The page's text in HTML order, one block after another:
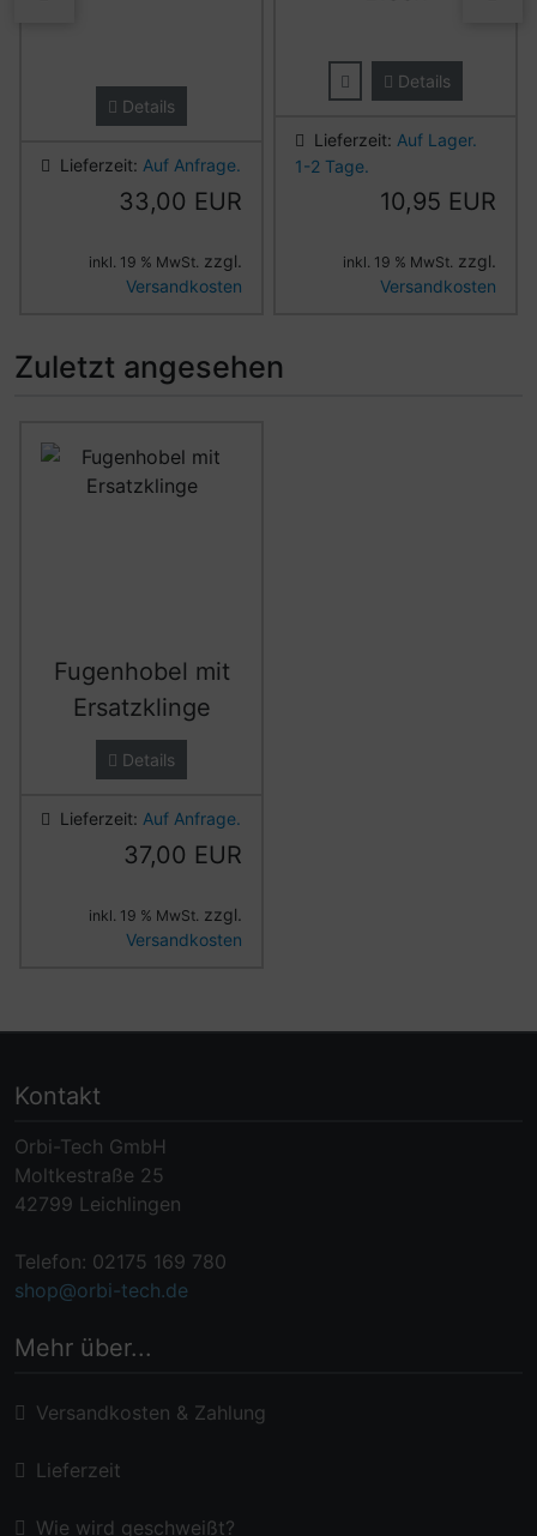
Details
Lieferzeit: Auf Anfrage.
33,00 EUR
inkl. 19 % MwSt. zzgl.
Versandkosten
Details
Lieferzeit: Auf Lager.
1-2 Tage.
10,95 EUR
inkl. 19 % MwSt. zzgl.
Versandkosten
Zuletzt angesehen
Fugenhobel mit
Ersatzklinge
Details
Lieferzeit: Auf Anfrage.
37,00 EUR
inkl. 19 % MwSt. zzgl.
Versandkosten
Kontakt
Orbi-Tech GmbH
Moltkestraße 25
42799 Leichlingen
Telefon: 02175 169 780
shop@orbi-tech.de
Mehr über...
Versandkosten & Zahlung
Lieferzeit
Wie wird geschweißt?